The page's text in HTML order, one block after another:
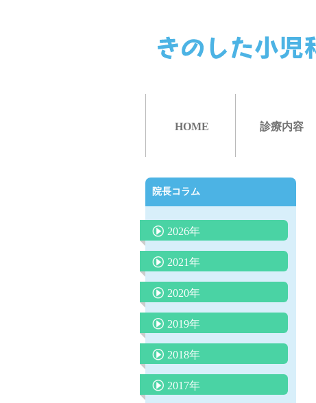
HOME 診療内容
院長コラム
2026年
抗生剤の正しい使い方（どん
な時に必要か）
2021年
夜泣きにLGG乳酸菌（ヨーグ
ルト）が効果的？
外来で３０分で分かるアレル
ギー検査は本当に信頼できる
のか？
院長コラム 「魚アレルギ
ー」
2020年
院長コラム「アトピー性皮膚
炎の最新知識：プロアクティ
ブ療法」
院長コラム 「子どもの便秘
について」
2019年
インフルエンザの最新知識
ウイルス性下痢に整腸剤は効
果なし
2018年
苺状血管腫の治療がレーザー
治療から内服（プロプラノロ
2017年